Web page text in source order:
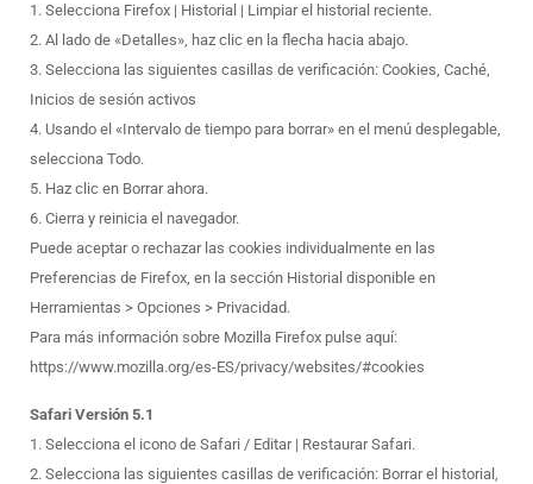
1. Selecciona Firefox | Historial | Limpiar el historial reciente.
2. Al lado de «Detalles», haz clic en la flecha hacia abajo.
3. Selecciona las siguientes casillas de verificación: Cookies, Caché,
Inicios de sesión activos
4. Usando el «Intervalo de tiempo para borrar» en el menú desplegable,
selecciona Todo.
5. Haz clic en Borrar ahora.
6. Cierra y reinicia el navegador.
Puede aceptar o rechazar las cookies individualmente en las
Preferencias de Firefox, en la sección Historial disponible en
Herramientas > Opciones > Privacidad.
Para más información sobre Mozilla Firefox pulse aquí:
https://www.mozilla.org/es-ES/privacy/websites/#cookies
Safari Versión 5.1
1. Selecciona el icono de Safari / Editar | Restaurar Safari.
2. Selecciona las siguientes casillas de verificación: Borrar el historial,